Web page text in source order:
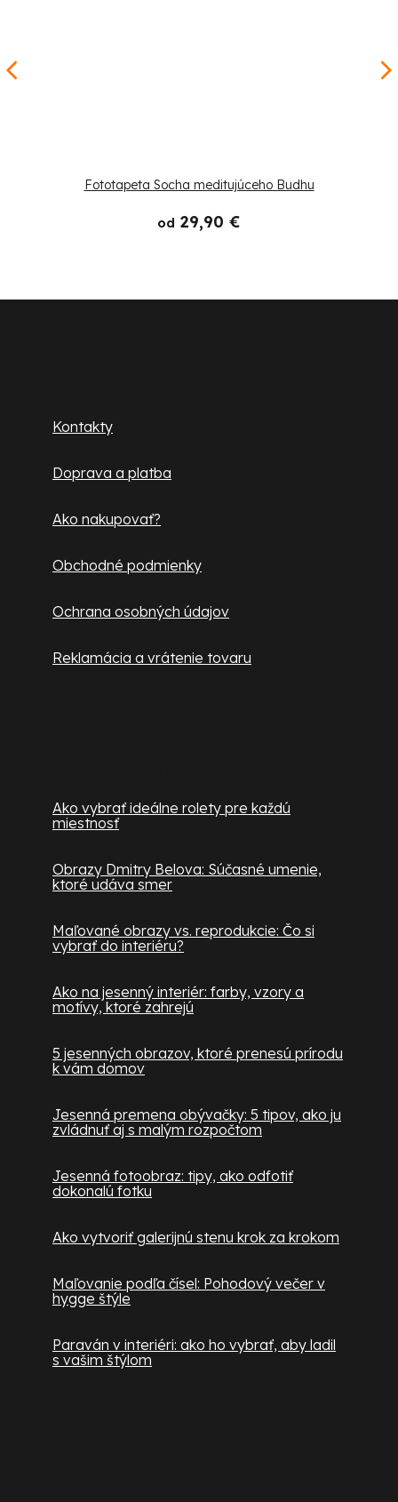
Fototapeta Socha meditujúceho Budhu
od 29,90 €
Kontakty
Doprava a platba
Ako nakupovať?
Obchodné podmienky
Ochrana osobných údajov
Reklamácia a vrátenie tovaru
Ako vybrať ideálne rolety pre každú
miestnosť
Obrazy Dmitry Belova: Súčasné umenie,
ktoré udáva smer
Maľované obrazy vs. reprodukcie: Čo si
vybrať do interiéru?
Ako na jesenný interiér: farby, vzory a
motívy, ktoré zahrejú
5 jesenných obrazov, ktoré prenesú prírodu
k vám domov
Jesenná premena obývačky: 5 tipov, ako ju
zvládnuť aj s malým rozpočtom
Jesenná fotoobraz: tipy, ako odfotiť
dokonalú fotku
Ako vytvoriť galerijnú stenu krok za krokom
Maľovanie podľa čísel: Pohodový večer v
hygge štýle
Paraván v interiéri: ako ho vybrať, aby ladil
s vašim štýlom